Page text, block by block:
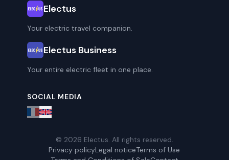
Electus
Your electric travel companion.
Electus Business
Your entire electric fleet in one place.
SOCIAL MEDIA
© 2026 Electus. All rights reserved.
Privacy policyLegal noticeTerms of Use